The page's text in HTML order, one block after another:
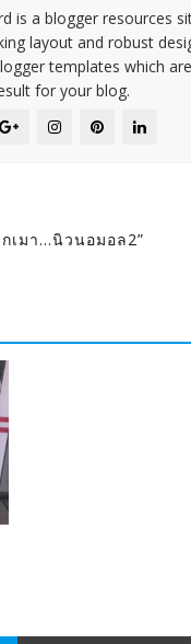
is a blogger resources
layout and robust
templates which
for your blog.
เมา...นิวนอมอล2”